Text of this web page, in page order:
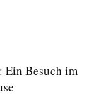
Ein Besuch im